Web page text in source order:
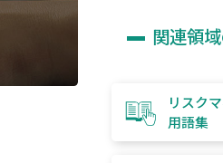
関連領
リスク
用語集